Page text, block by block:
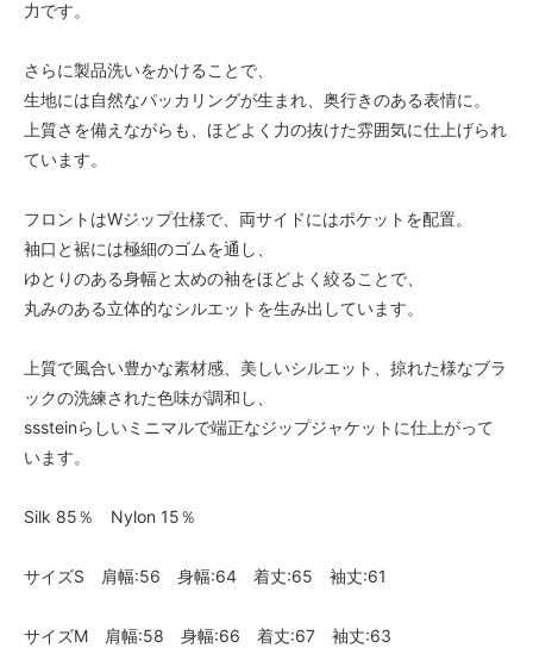
力です。
さらに製品洗いをかけることで、
生地には自然なパッカリングが生まれ、奥行きのある表情に。
上質さを備えながらも、ほどよく力の抜けた雰囲気に仕上げられ
ています。
フロントはWジップ仕様で、両サイドにはポケットを配置。
袖口と裾には極細のゴムを通し、
ゆとりのある身幅と太めの袖をほどよく絞ることで、
丸みのある立体的なシルエットを生み出しています。
上質で風合い豊かな素材感、美しいシルエット、掠れた様なブラ
ックの洗練された色味が調和し、
sssteinらしいミニマルで端正なジップジャケットに仕上がって
います。
Silk 85％ Nylon 15％
サイズS 肩幅:56 身幅:64 着丈:65 袖丈:61
サイズM 肩幅:58 身幅:66 着丈:67 袖丈:63